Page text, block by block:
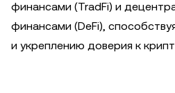
финансами (TradFi) и
финансами (DeFi),
и укреплению доверия к